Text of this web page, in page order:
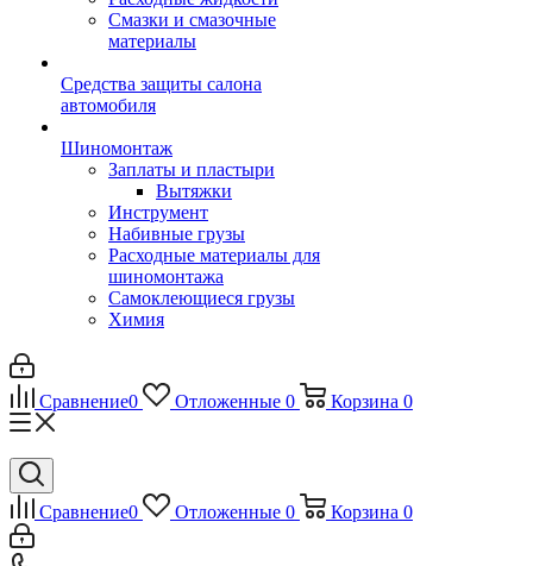
Смазки и смазочные
материалы
Средства защиты салона
автомобиля
Шиномонтаж
Заплаты и пластыри
Вытяжки
Инструмент
Набивные грузы
Расходные материалы для
шиномонтажа
Самоклеющиеся грузы
Химия
Сравнение0 Отложенные 0 Корзина 0
Сравнение0 Отложенные 0 Корзина 0